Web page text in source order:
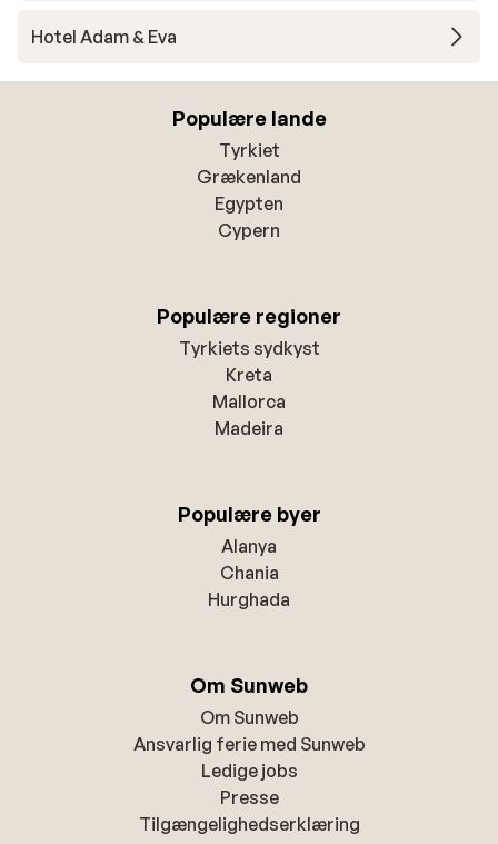
Hotel Adam & Eva
Populære lande
Tyrkiet
Grækenland
Egypten
Cypern
Populære regioner
Tyrkiets sydkyst
Kreta
Mallorca
Madeira
Populære byer
Alanya
Chania
Hurghada
Om Sunweb
Om Sunweb
Ansvarlig ferie med Sunweb
Ledige jobs
Presse
Tilgængelighedserklæring